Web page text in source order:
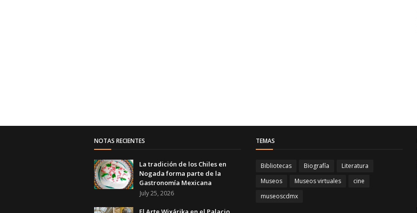
NOTAS RECIENTES
La tradición de los Chiles en
Nogada forma parte de la
Gastronomía Mexicana
July 25, 2026
TEMAS
Bibliotecas Biografía
Literatura
Museos
Museos virtuales
cine
museoscdmx